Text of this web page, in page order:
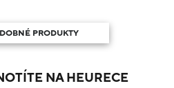
PRODUKTY
NA HEURECE